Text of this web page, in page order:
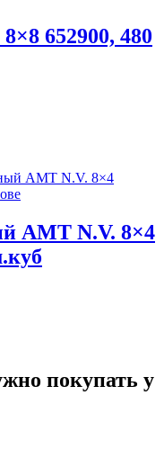
652900, 480
AMT N.V. 8×4
покупать у